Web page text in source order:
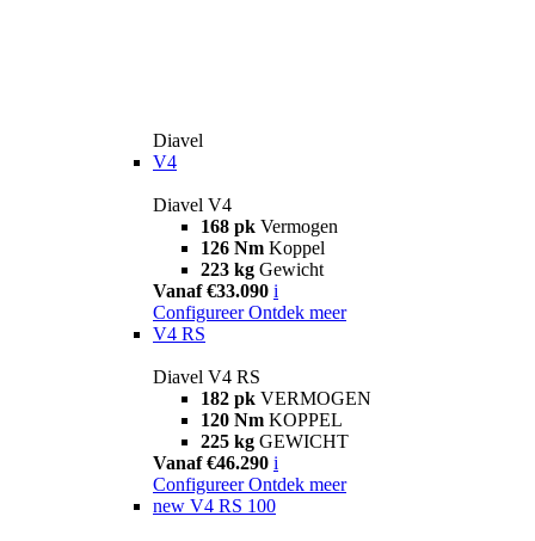
Diavel
V4
Diavel V4
168 pk Vermogen
126 Nm Koppel
223 kg Gewicht
Vanaf €33.090 i
Configureer Ontdek meer
V4 RS
Diavel V4 RS
182 pk VERMOGEN
120 Nm KOPPEL
225 kg GEWICHT
Vanaf €46.290 i
Configureer Ontdek meer
new V4 RS 100